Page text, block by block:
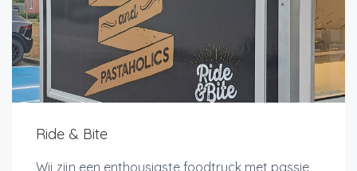
Ride & Bite
Wij zijn een enthousiaste foodtruck met passie